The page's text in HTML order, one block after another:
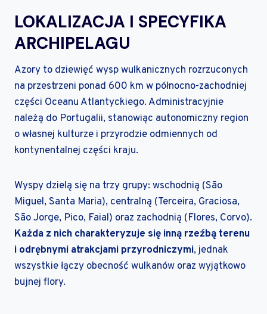
LOKALIZACJA I SPECYFIKA
ARCHIPELAGU
Azory to dziewięć wysp wulkanicznych rozrzuconych
na przestrzeni ponad 600 km w północno-zachodniej
części Oceanu Atlantyckiego. Administracyjnie
należą do Portugalii, stanowiąc autonomiczny region
o własnej kulturze i przyrodzie odmiennych od
kontynentalnej części kraju.
Wyspy dzielą się na trzy grupy: wschodnią (São
Miguel, Santa Maria), centralną (Terceira, Graciosa,
São Jorge, Pico, Faial) oraz zachodnią (Flores, Corvo).
Każda z nich charakteryzuje się inną rzeźbą terenu
i odrębnymi atrakcjami przyrodniczymi, jednak
wszystkie łączy obecność wulkanów oraz wyjątkowo
bujnej flory.